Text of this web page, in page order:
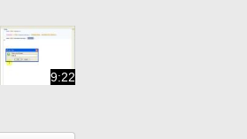
9:22